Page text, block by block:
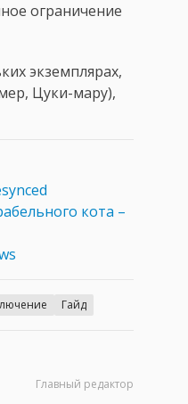
ограничение
экземплярах,
Цуки-мару),
кота –
Гайд
Главный редактор